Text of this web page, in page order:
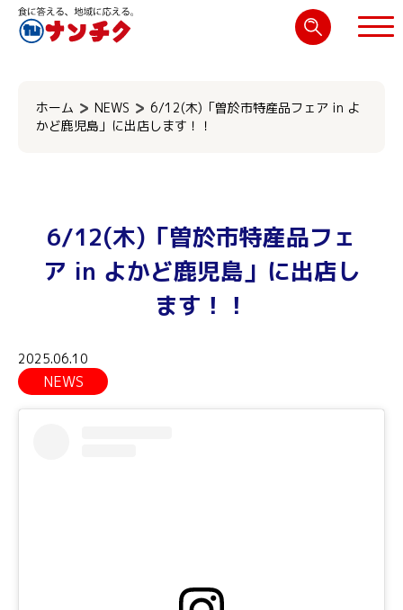
ホーム NEWS
6/12(木)「曽於市特産品フェア in よ
かど鹿児島」に出店します！！
6/12(木)「曽於市特産品フェ
ア in よかど鹿児島」に出店し
ます！！
2025.06.10
NEWS